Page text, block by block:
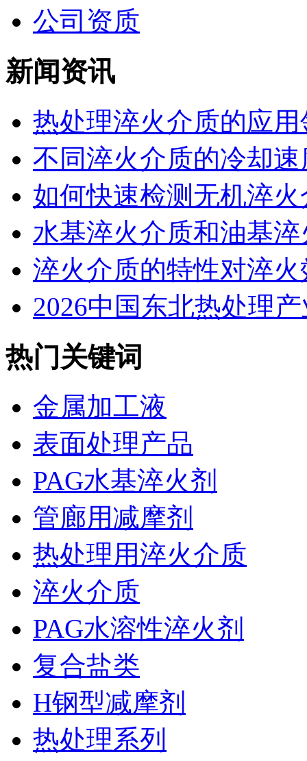
公司资质
新闻资讯
热处理淬火介质的应用
不同淬火介质的冷却速
如何快速检测无机淬火
水基淬火介质和油基淬
淬火介质的特性对淬火
2026中国东北热处理
热门关键词
金属加工液
表面处理产品
PAG水基淬火剂
管廊用减摩剂
热处理用淬火介质
淬火介质
PAG水溶性淬火剂
复合盐类
H钢型减摩剂
热处理系列